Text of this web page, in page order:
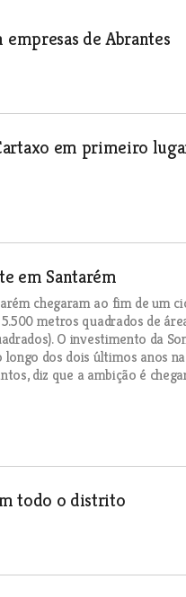
de Abrantes
em primeiro
em Santarém
chegaram ao fim de um
metros quadrados de
O investimento da
dos dois últimos anos
diz que a ambição é
todo o distrito